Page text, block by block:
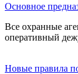
Основное
Все охранные
оперативный
Новые правила